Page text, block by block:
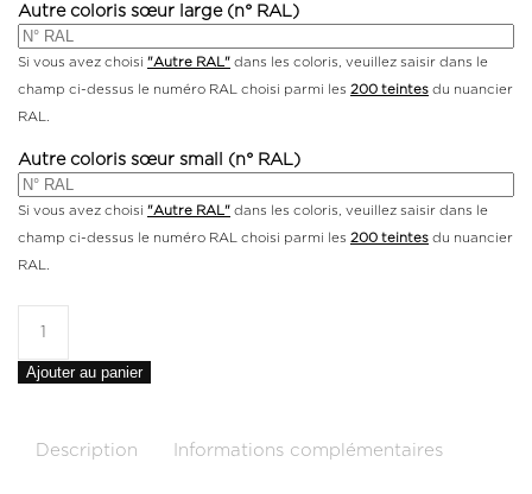
Autre coloris sœur large (n° RAL)
Si vous avez choisi "Autre RAL" dans les coloris, veuillez saisir dans le
champ ci-dessus le numéro RAL choisi parmi les 200 teintes du nuancier
RAL.
Autre coloris sœur small (n° RAL)
Si vous avez choisi "Autre RAL" dans les coloris, veuillez saisir dans le
champ ci-dessus le numéro RAL choisi parmi les 200 teintes du nuancier
RAL.
Ajouter au panier
Description Informations complémentaires